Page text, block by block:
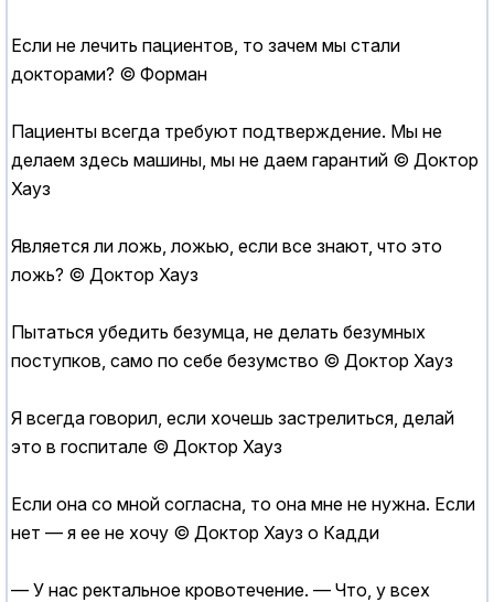
Если не лечить пациентов, то зачем мы стали
докторами? © Форман
Пациенты всегда требуют подтверждение. Мы не
делаем здесь машины, мы не даем гарантий © Доктор
Хауз
Является ли ложь, ложью, если все знают, что это
ложь? © Доктор Хауз
Пытаться убедить безумца, не делать безумных
поступков, само по себе безумство © Доктор Хауз
Я всегда говорил, если хочешь застрелиться, делай
это в госпитале © Доктор Хауз
Если она со мной согласна, то она мне не нужна. Если
нет — я ее не хочу © Доктор Хауз о Кадди
— У нас ректальное кровотечение. — Что, у всех